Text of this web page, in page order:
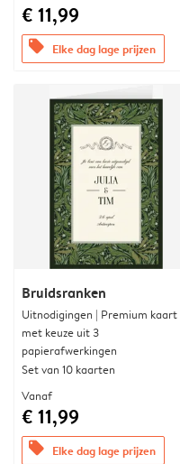
€ 11,99
offers Elke dag lage prijzen
Bruidsranken
Uitnodigingen | Premium kaart
met keuze uit 3
papierafwerkingen
Set van 10 kaarten
Vanaf
€ 11,99
offers Elke dag lage prijzen